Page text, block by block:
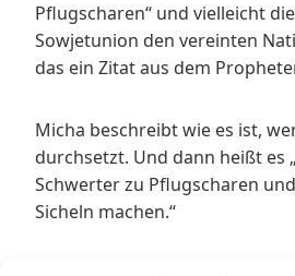
Pflugscharen“ und vielleicht
Sowjetunion den vereinten
das ein Zitat aus dem
Micha beschreibt wie es ist,
durchsetzt. Und dann heißt es
Schwerter zu Pflugscharen
Sicheln machen.“